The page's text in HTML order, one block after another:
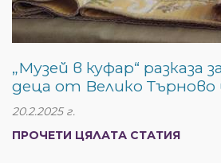
„Музей в куфар“ разказа
деца от Велико Търново
20.2.2025 г.
ПРОЧЕТИ ЦЯЛАТА СТАТИЯ